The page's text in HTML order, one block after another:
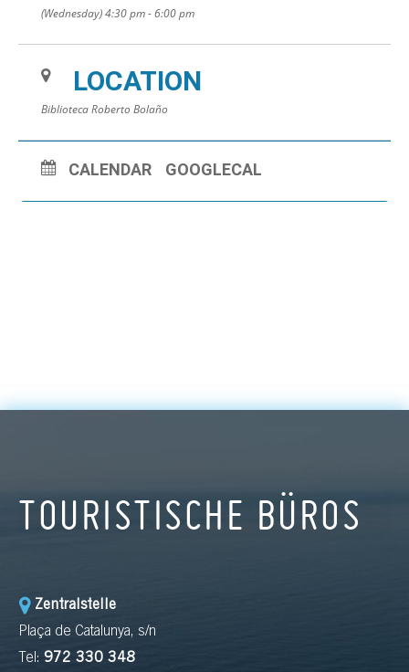
(Wednesday) 4:30 pm - 6:00 pm
LOCATION
Biblioteca Roberto Bolaño
CALENDAR GOOGLECAL
TOURISTISCHE BÜROS
Zentralstelle
Plaça de Catalunya, s/n
Tel: 972 330 348